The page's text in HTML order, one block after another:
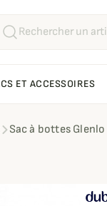
ET ACCESSOIRES
Sac à bottes